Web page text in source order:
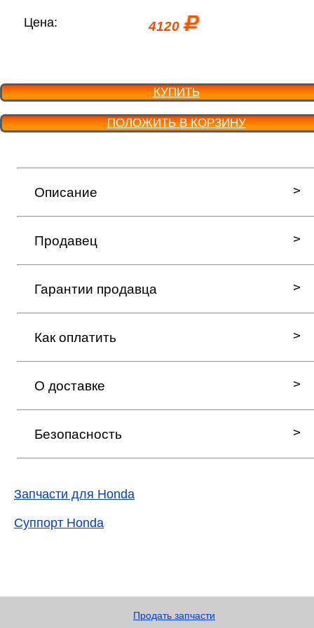
Цена: 4120
КУПИТЬ
ПОЛОЖИТЬ В КОРЗИНУ
Описание
Продавец
Гарантии продавца
Как оплатить
О доставке
Безопасность
Запчасти для Honda
Суппорт Honda
Продать запчасти